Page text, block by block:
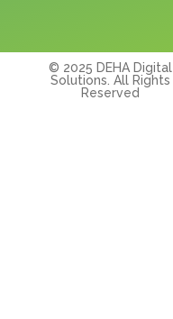
© 2025 DEHA Digital
Solutions. All Rights
Reserved